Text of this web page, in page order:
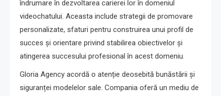
îndrumare în dezvoltarea carierei lor în domeniul
videochatului. Aceasta include strategii de promovare
personalizate, sfaturi pentru construirea unui profil de
succes și orientare privind stabilirea obiectivelor și
atingerea succesului profesional în acest domeniu.
Gloria Agency acordă o atenție deosebită bunăstării și
siguranței modelelor sale. Compania oferă un mediu de